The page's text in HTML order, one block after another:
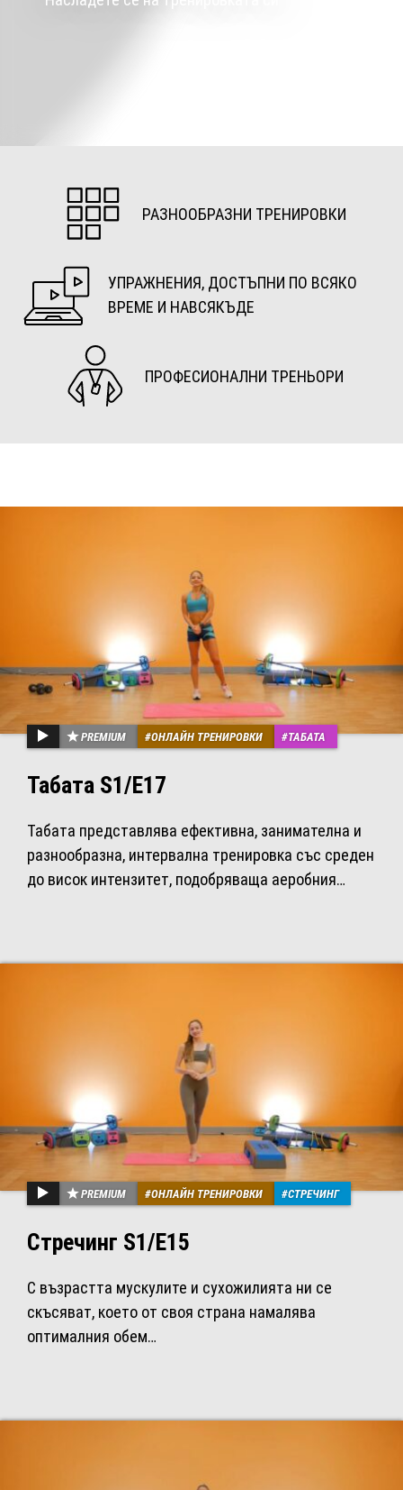
РАЗНООБРАЗНИ ТРЕНИРОВКИ
УПРАЖНЕНИЯ, ДОСТЪПНИ ПО ВСЯКО
ВРЕМЕ И НАВСЯКЪДЕ
ПРОФЕСИОНАЛНИ ТРЕНЬОРИ
PREMIUM ОНЛАЙН ТРЕНИРОВКИ ТАБАТА
Табата S1/Е17
Табата представлява ефективна, занимателна и
разнообразна, интервална тренировка със среден
до висок интензитет, подобряваща аеробния…
PREMIUM ОНЛАЙН ТРЕНИРОВКИ СТРЕЧИНГ
Стречинг S1/Е15
С възрастта мускулите и сухожилията ни се
скъсяват, което от своя страна намалява
оптималния обем…